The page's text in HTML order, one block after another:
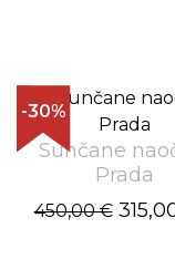
-30%
Sunčane
Prada
450,00 €